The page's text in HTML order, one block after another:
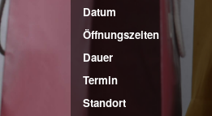
Datum
Öffnungszeiten
Dauer
Termin
Standort